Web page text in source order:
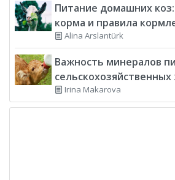
Питание домашних
корма и правила
Alina Arslantürk
Важность минералов
Irina Makarova